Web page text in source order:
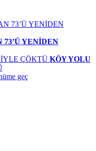
73’Ü YENİDEN
KÖY YOLU
geç